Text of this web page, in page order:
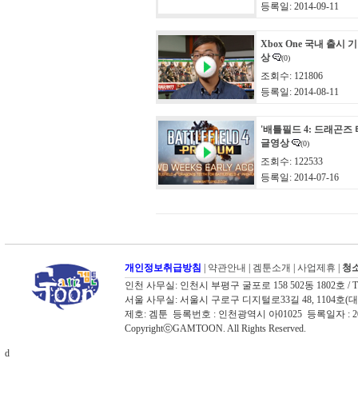
등록일: 2014-09-11
Xbox One 국내 출시
상
(0)
조회수: 121806
등록일: 2014-08-11
'배틀필드 4: 드래곤즈
글영상
(0)
조회수: 122533
등록일: 2014-07-16
개인정보취급방침 약관안내 겜툰소개 사업제휴
청
인천 사무실: 인천시 부평구 굴포로 158 502동 1802호 /
서울 사무실: 서울시 구로구 디지털로33길 48, 1104호(
제호: 겜툰 등록번호 : 인천광역시 아01025 등록일자 :
CopyrightⓒGAMTOON. All Rights Reserved.
d